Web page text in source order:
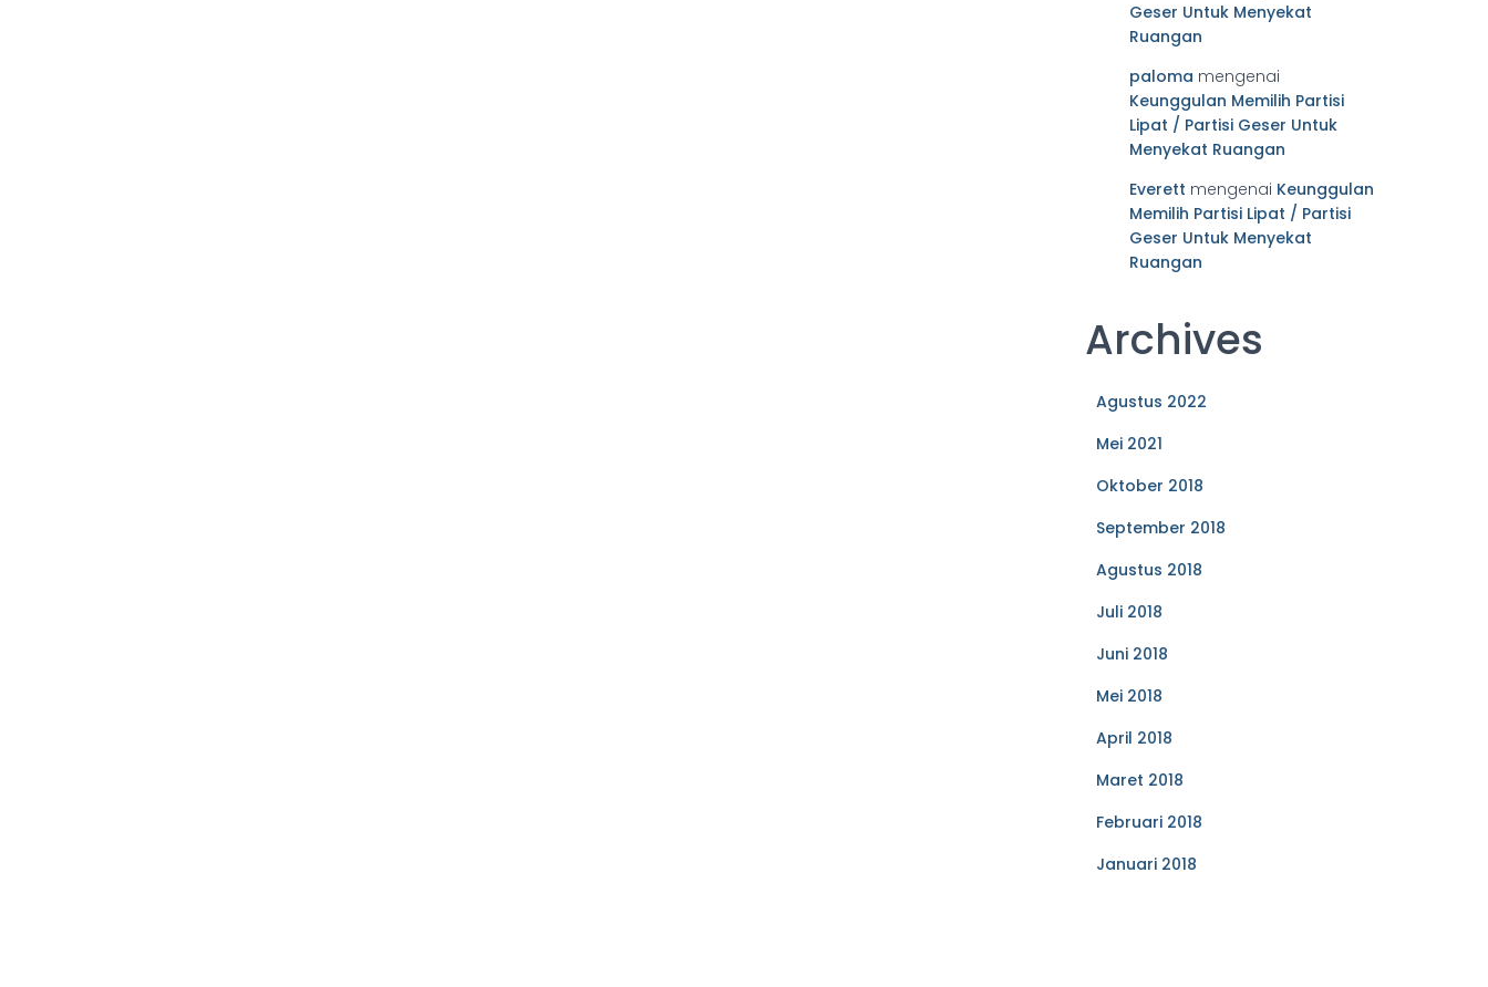
Geser Untuk Menyekat
Ruangan
paloma mengenai
Keunggulan Memilih Partisi
Lipat / Partisi Geser Untuk
Menyekat Ruangan
Everett mengenai Keunggulan
Memilih Partisi Lipat / Partisi
Geser Untuk Menyekat
Ruangan
Archives
Agustus 2022
Mei 2021
Oktober 2018
September 2018
Agustus 2018
Juli 2018
Juni 2018
Mei 2018
April 2018
Maret 2018
Februari 2018
Januari 2018